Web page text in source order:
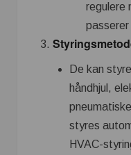
regulere
passerer
De kan
håndhjul,
pneumatiske
styres
HVAC-